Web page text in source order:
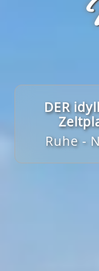
DER
Ruhe -